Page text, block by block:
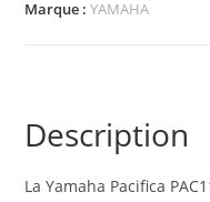
Marque :YAMAHA
Description
La Yamaha Pacifica